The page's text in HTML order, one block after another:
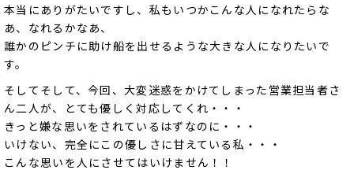
本当にありがたいですし、私もいつかこんな人になれたらな
あ、なれるかなあ、
誰かのピンチに助け船を出せるような大きな人になりたいで
す。
そしてそして、今回、大変迷惑をかけてしまった営業担当者さ
ん二人が、とても優しく対応してくれ・・・
きっと嫌な思いをされているはずなのに・・・
いけない、完全にこの優しさに甘えている私・・・
こんな思いを人にさせてはいけません！！